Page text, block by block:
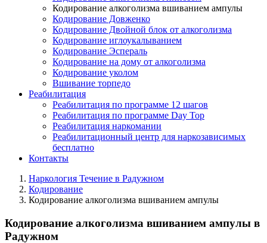
Кодирование алкоголизма вшиванием ампулы
Кодирование Довженко
Кодирование Двойной блок от алкоголизма
Кодирование иглоукалыванием
Кодирование Эспераль
Кодирование на дому от алкоголизма
Кодирование уколом
Вшивание торпедо
Реабилитация
Реабилитация по программе 12 шагов
Реабилитация по программе Day Top
Реабилитация наркомании
Реабилитационный центр для наркозависимых
бесплатно
Контакты
Наркология Течение в Радужном
Кодирование
Кодирование алкоголизма вшиванием ампулы
Кодирование алкоголизма вшиванием ампулы в
Радужном